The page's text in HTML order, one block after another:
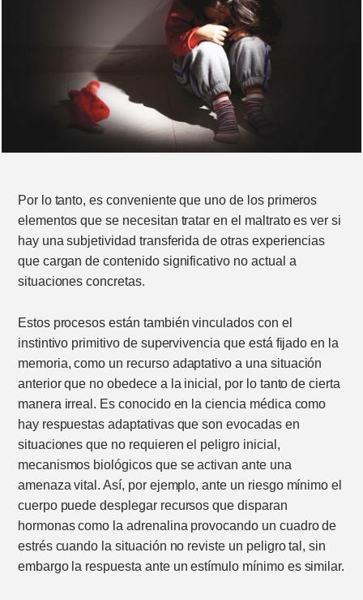
Por lo tanto, es conveniente que uno de los primeros
elementos que se necesitan tratar en el maltrato es ver si
hay una subjetividad transferida de otras experiencias
que cargan de contenido significativo no actual a
situaciones concretas.
Estos procesos están también vinculados con el
instintivo primitivo de supervivencia que está fijado en la
memoria, como un recurso adaptativo a una situación
anterior que no obedece a la inicial, por lo tanto de cierta
manera irreal. Es conocido en la ciencia médica como
hay respuestas adaptativas que son evocadas en
situaciones que no requieren el peligro inicial,
mecanismos biológicos que se activan ante una
amenaza vital. Así, por ejemplo, ante un riesgo mínimo el
cuerpo puede desplegar recursos que disparan
hormonas como la adrenalina provocando un cuadro de
estrés cuando la situación no reviste un peligro tal, sin
embargo la respuesta ante un estímulo mínimo es similar.